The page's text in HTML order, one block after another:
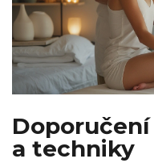
a techniky